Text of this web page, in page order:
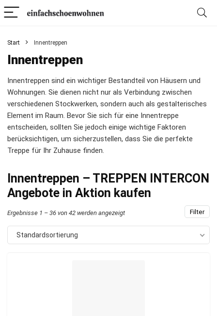
Start Innentreppen
Innentreppen
Innentreppen sind ein wichtiger Bestandteil von Häusern und
Wohnungen. Sie dienen nicht nur als Verbindung zwischen
verschiedenen Stockwerken, sondern auch als gestalterisches
Element im Raum. Bevor Sie sich für eine Innentreppe
entscheiden, sollten Sie jedoch einige wichtige Faktoren
berücksichtigen, um sicherzustellen, dass Sie die perfekte
Treppe für Ihr Zuhause finden.
Innentreppen – TREPPEN INTERCON
Angebote in Aktion kaufen
Filter
Ergebnisse 1 – 36 von 42 werden angezeigt
Standardsortierung